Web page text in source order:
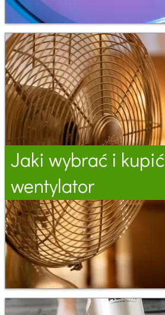
Jaki wybrać i kupić
wentylator